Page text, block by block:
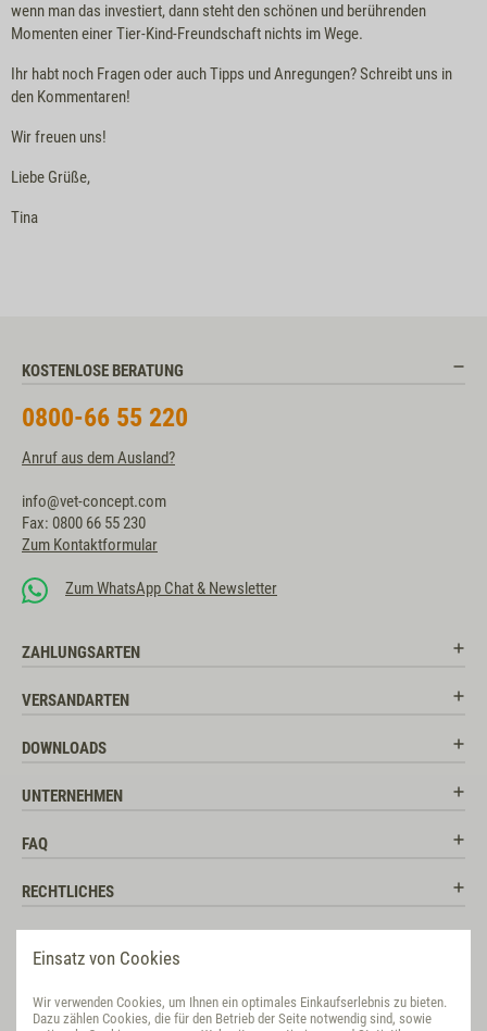
Einsatz von Cookies
Wir verwenden Cookies, um Ihnen ein optimales Einkaufserlebnis zu bieten.
Dazu zählen Cookies, die für den Betrieb der Seite notwendig sind, sowie
wenn man das investiert, dann steht den schönen und berührenden
Momenten einer Tier-Kind-Freundschaft nichts im Wege.
Ihr habt noch Fragen oder auch Tipps und Anregungen? Schreibt uns in
den Kommentaren!
Wir freuen uns!
Liebe Grüße,
Tina
KOSTENLOSE BERATUNG
0800-66 55 220
Anruf aus dem Ausland?
info@vet-concept.com
Fax: 0800 66 55 230
Zum Kontaktformular
Zum WhatsApp Chat & Newsletter
ZAHLUNGSARTEN
VERSANDARTEN
DOWNLOADS
UNTERNEHMEN
FAQ
RECHTLICHES